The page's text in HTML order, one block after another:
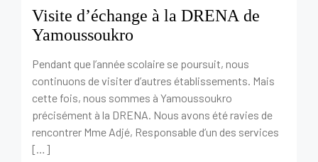
Visite d’échange à la DRENA de
Yamoussoukro
Pendant que l’année scolaire se poursuit, nous
continuons de visiter d’autres établissements. Mais
cette fois, nous sommes à Yamoussoukro
précisément à la DRENA. Nous avons été ravies de
rencontrer Mme Adjé, Responsable d’un des services
[…]